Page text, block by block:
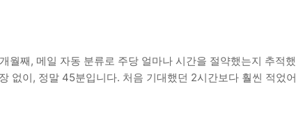
월째, 메일 자동 분류로 주당 얼마나 시간을 절약했는지 추적했
없이, 정말 45분입니다. 처음 기대했던 2시간보다 훨씬 적었어